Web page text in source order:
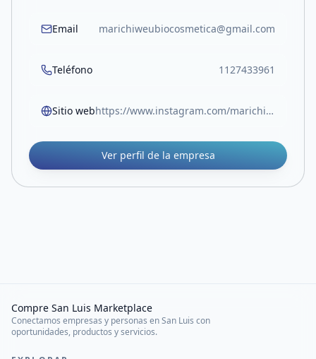
Email marichiweubiocosmetica@gmail.com
Teléfono 1127433961
Sitio web https://www.instagram.com/marichiweu_._/
Ver perfil de la empresa
Compre San Luis Marketplace
Conectamos empresas y personas en San Luis con
oportunidades, productos y servicios.